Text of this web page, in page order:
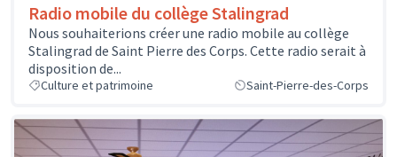
Radio mobile du collège Stalingrad
Nous souhaiterions créer une radio mobile au collège
Stalingrad de Saint Pierre des Corps. Cette radio serait à
disposition de...
Culture et patrimoine Saint-Pierre-des-Corps